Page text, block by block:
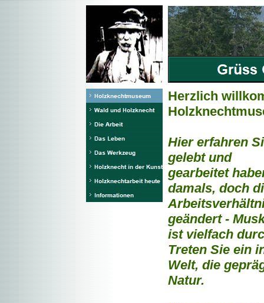
Herzlich
Hier erfahren
gelebt und
gearbeitet
damals, doch
geändert -
ist vielfach
Treten Sie ein
Welt, die
Natur.